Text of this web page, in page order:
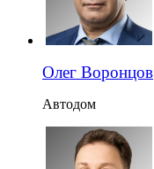
Олег Воронцов
Автодом